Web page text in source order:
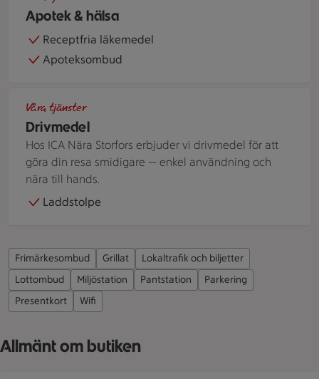
Apotek & hälsa
Receptfria läkemedel
Apoteksombud
Drivmedel
Våra tjänster
Hos ICA Nära Storfors erbjuder vi drivmedel för att
göra din resa smidigare — enkel användning och
nära till hands.
Laddstolpe
Frimärkesombud Grillat
Lokaltrafik och biljetter
Lottombud
Miljöstation Pantstation
Parkering
Presentkort
Wifi
Allmänt om butiken